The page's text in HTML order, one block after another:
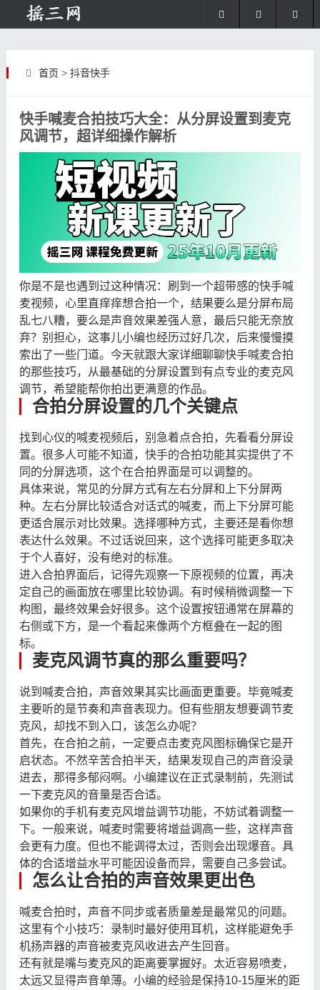
首页 > 抖音快手
快手喊麦合拍技巧大全：从分屏设置到麦克
风调节，超详细操作解析
你是不是也遇到过这种情况：刷到一个超带感的快手喊
麦视频，心里直痒痒想合拍一个，结果要么是分屏布局
乱七八糟，要么是声音效果差强人意，最后只能无奈放
弃？别担心，这事儿小编也经历过好几次，后来慢慢摸
索出了一些门道。今天就跟大家详细聊聊快手喊麦合拍
的那些技巧，从最基础的分屏设置到有点专业的麦克风
调节，希望能帮你拍出更满意的作品。
合拍分屏设置的几个关键点
找到心仪的喊麦视频后，别急着点合拍，先看看分屏设
置。很多人可能不知道，快手的合拍功能其实提供了不
同的分屏选项，这个在合拍界面是可以调整的。
具体来说，常见的分屏方式有左右分屏和上下分屏两
种。左右分屏比较适合对话式的喊麦，而上下分屏可能
更适合展示对比效果。选择哪种方式，主要还是看你想
表达什么效果。不过话说回来，这个选择可能更多取决
于个人喜好，没有绝对的标准。
进入合拍界面后，记得先观察一下原视频的位置，再决
定自己的画面放在哪里比较协调。有时候稍微调整一下
构图，最终效果会好很多。这个设置按钮通常在屏幕的
右侧或下方，是一个看起来像两个方框叠在一起的图
标。
麦克风调节真的那么重要吗？
说到喊麦合拍，声音效果其实比画面更重要。毕竟喊麦
主要听的是节奏和声音表现力。但有些朋友想要调节麦
克风，却找不到入口，该怎么办呢？
首先，在合拍之前，一定要点击麦克风图标确保它是开
启状态。不然辛苦合拍半天，结果发现自己的声音没录
进去，那得多郁闷啊。小编建议在正式录制前，先测试
一下麦克风的音量是否合适。
如果你的手机有麦克风增益调节功能，不妨试着调整一
下。一般来说，喊麦时需要将增益调高一些，这样声音
会更有力度。但也不能调得太过，否则会出现爆音。具
体的合适增益水平可能因设备而异，需要自己多尝试。
怎么让合拍的声音效果更出色
喊麦合拍时，声音不同步或者质量差是最常见的问题。
这里有个小技巧：录制时最好使用耳机，这样能避免手
机扬声器的声音被麦克风收进去产生回音。
还有就是嘴与麦克风的距离要掌握好。太近容易喷麦，
太远又显得声音单薄。小编的经验是保持10-15厘米的距